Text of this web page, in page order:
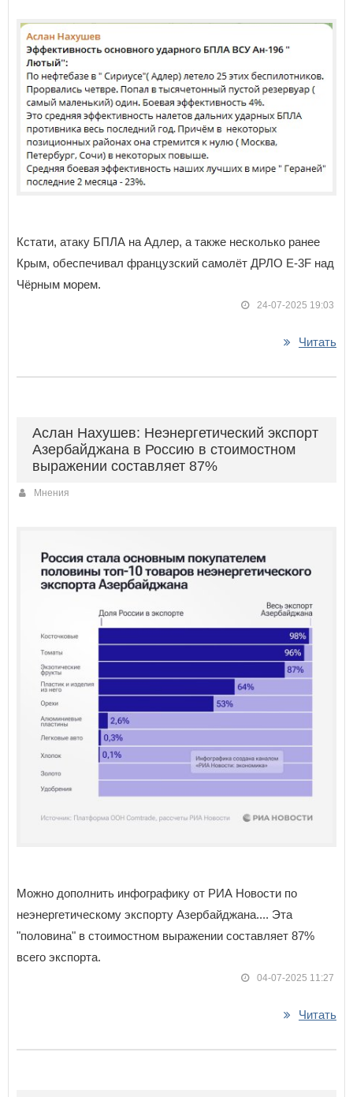
Кстати, атаку БПЛА на Адлер, а также несколько ранее
Крым, обеспечивал французский самолёт ДРЛО E-3F над
Чёрным морем.
24-07-2025 19:03
Читать
Аслан Нахушев: Неэнергетический экспорт
Азербайджана в Россию в стоимостном
выражении составляет 87%
Мнения
Можно дополнить инфографику от РИА Новости по
неэнергетическому экспорту Азербайджана.... Эта
"половина" в стоимостном выражении составляет 87%
всего экспорта.
04-07-2025 11:27
Читать